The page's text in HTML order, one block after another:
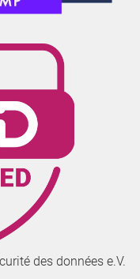
des données e.V.